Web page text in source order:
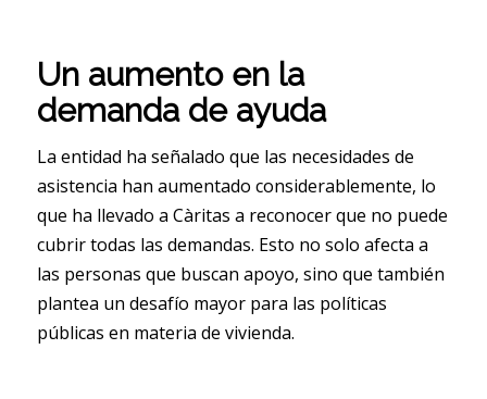
Un aumento en la
demanda de ayuda
La entidad ha señalado que las necesidades de
asistencia han aumentado considerablemente, lo
que ha llevado a Càritas a reconocer que no puede
cubrir todas las demandas. Esto no solo afecta a
las personas que buscan apoyo, sino que también
plantea un desafío mayor para las políticas
públicas en materia de vivienda.